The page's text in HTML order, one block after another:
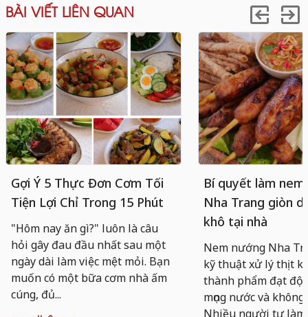
BÀI VIẾT LIÊN QUAN
Gợi Ý 5 Thực Đơn Cơm Tối
Tiện Lợi Chỉ Trong 15 Phút
"Hôm nay ăn gì?" luôn là câu
hỏi gây đau đầu nhất sau một
ngày dài làm việc mệt mỏi. Bạn
muốn có một bữa cơm nhà ấm
cúng, đủ...
Bí quyết làm
Nha Trang giòn
khô tại nhà
Nem nướng Nha
kỹ thuật xử lý thịt
thành phẩm đạt độ
mọng nước và
Nhiều người tự